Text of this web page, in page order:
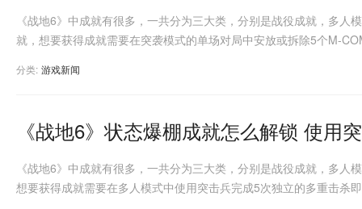
《战地6》中成就有很多，一共分为三大类，分别是战役成就，多
就，想要获得成就需要在突袭模式的单场对局中安放或拆除5个M-
分类: 游戏新闻
《战地6》状态爆棚成就怎么解锁 使用
《战地6》中成就有很多，一共分为三大类，分别是战役成就，多
想要获得成就需要在多人模式中使用突击兵完成5次独立的多重击杀